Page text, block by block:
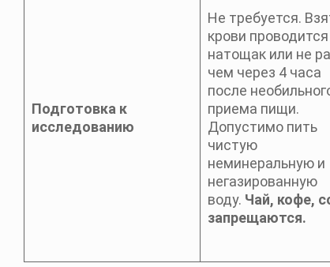
Подготовка к
исследованию
Не требуется.
крови проводится
натощак или не
чем через 4 часа
после
приема пищи.
Допустимо пить
чистую
неминеральную и
негазированную
воду. Чай, кофе,
запрещаются.